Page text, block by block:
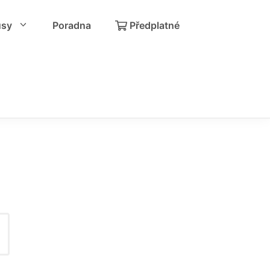
Poradna Předplatné